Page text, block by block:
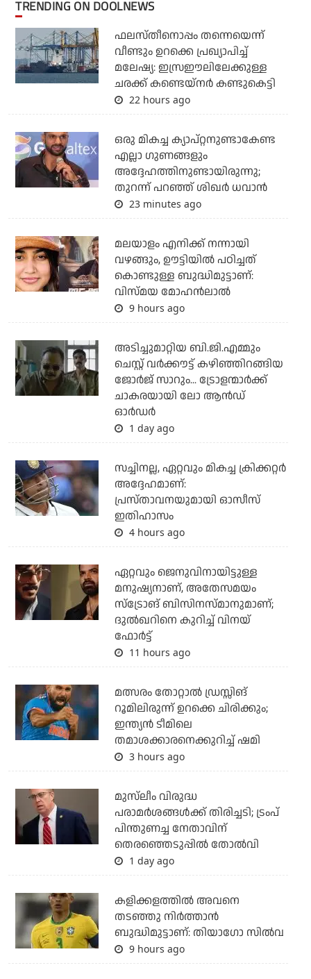
TRENDING ON DOOLNEWS
ഫലസ്തീനൊപ്പം തന്നെയെന്ന്
വീണ്ടും ഉറക്കെ പ്രഖ്യാപിച്ച്
മലേഷ്യ: ഇസ്രഈലിലേക്കുള്ള
ചരക്ക് കണ്ടെയ്‌നര്‍ കണ്ടുകെട്ടി
22 hours ago
ഒരു മികച്ച ക്യാപ്റ്റനുണ്ടാകേണ്ട
എല്ലാ ഗുണങ്ങളും
അദ്ദേഹത്തിനുണ്ടായിരുന്നു;
തുറന്ന് പറഞ്ഞ് ശിഖര്‍ ധവാന്‍
23 minutes ago
മലയാളം എനിക്ക് നന്നായി
വഴങ്ങും, ഊട്ടിയില്‍ പഠിച്ചത്
കൊണ്ടുള്ള ബുദ്ധിമുട്ടാണ്:
വിസ്മയ മോഹന്‍ലാല്‍
9 hours ago
അടിച്ചുമാറ്റിയ ബി.ജി.എമ്മും
ചെസ്റ്റ് വര്‍ക്കൗട്ട് കഴിഞ്ഞിറങ്ങിയ
ജോര്‍ജ് സാറും... ട്രോളന്മാര്‍ക്ക്
ചാകരയായി ലോ ആന്‍ഡ്
ഓര്‍ഡര്‍
1 day ago
സച്ചിനല്ല, ഏറ്റവും മികച്ച ക്രിക്കറ്റര്‍
അദ്ദേഹമാണ്:
പ്രസ്താവനയുമായി ഓസീസ്
ഇതിഹാസം
4 hours ago
ഏറ്റവും ജെനുവിനായിട്ടുള്ള
മനുഷ്യനാണ്, അതേസമയം
സ്‌ട്രോങ് ബിസിനസ്മാനുമാണ്;
ദുല്‍ഖറിനെ കുറിച്ച് വിനയ്
ഫോര്‍ട്ട്
11 hours ago
മത്സരം തോറ്റാല്‍ ഡ്രസ്സിങ്
റൂമിലിരുന്ന് ഉറക്കെ ചിരിക്കും;
ഇന്ത്യന്‍ ടീമിലെ
തമാശക്കാരനെക്കുറിച്ച് ഷമി
3 hours ago
മുസ്‌ലീം വിരുദ്ധ
പരാമര്‍ശങ്ങള്‍ക്ക് തിരിച്ചടി; ട്രംപ്
പിന്തുണച്ച നേതാവിന്
തെരഞ്ഞെടുപ്പില്‍ തോല്‍വി
1 day ago
കളിക്കളത്തില്‍ അവനെ
തടഞ്ഞു നിര്‍ത്താന്‍
ബുദ്ധിമുട്ടാണ്: തിയാഗോ സില്‍വ
9 hours ago